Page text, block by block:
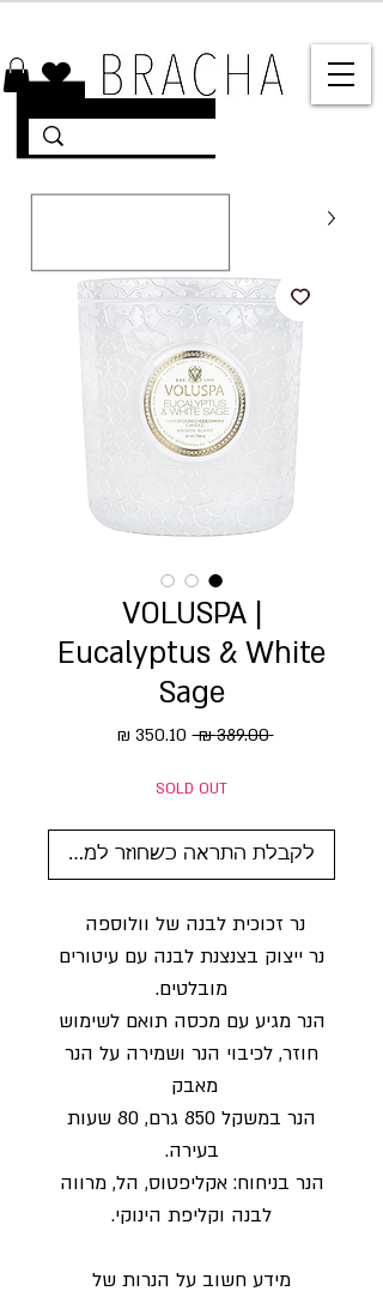
VOLUSPA |
Eucalyptus & White
Sage
‏389.00 ‏₪ מחיר רגיל
SOLD OUT
לקבלת התראה כשחוזר למלאי
נר זכוכית לבנה של וולוספה
נר ייצוק בצנצנת לבנה עם עיטורים
מובלטים.
הנר מגיע עם מכסה תואם לשימוש
חוזר, לכיבוי הנר ושמירה על הנר
מאבק
הנר במשקל 850 גרם, 80 שעות
בעירה.
הנר בניחוח: אקליפטוס, הל, מרווה
לבנה וקליפת הינוקי.
מידע חשוב על הנרות של